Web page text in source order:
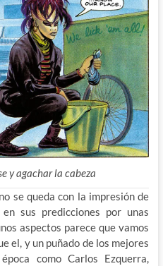
y agachar la cabeza
se queda con la impresión de
sus predicciones por unas
aspectos parece que vamos
el, y un puñado de los mejores
como Carlos Ezquerra,